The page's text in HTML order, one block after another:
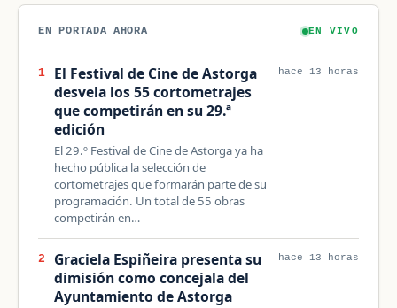
EN PORTADA AHORA EN VIVO
1
El Festival de Cine de Astorga
desvela los 55 cortometrajes
que competirán en su 29.ª
edición
El 29.º Festival de Cine de Astorga ya ha
hecho pública la selección de
cortometrajes que formarán parte de su
programación. Un total de 55 obras
competirán en…
hace 13 horas
2
Graciela Espiñeira presenta su
dimisión como concejala del
Ayuntamiento de Astorga
hace 13 horas